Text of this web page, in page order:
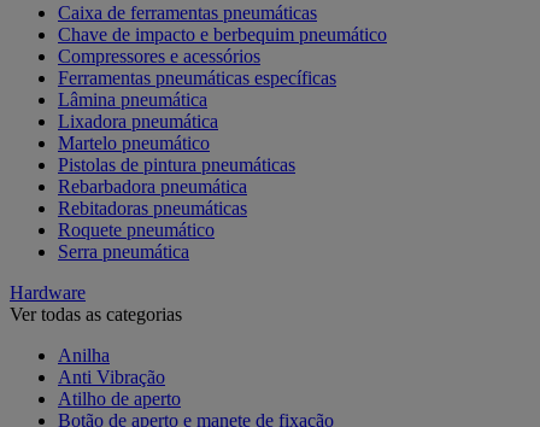
Caixa de ferramentas pneumáticas
Chave de impacto e berbequim pneumático
Compressores e acessórios
Ferramentas pneumáticas específicas
Lâmina pneumática
Lixadora pneumática
Martelo pneumático
Pistolas de pintura pneumáticas
Rebarbadora pneumática
Rebitadoras pneumáticas
Roquete pneumático
Serra pneumática
Hardware
Ver todas as categorias
Anilha
Anti Vibração
Atilho de aperto
Botão de aperto e manete de fixação